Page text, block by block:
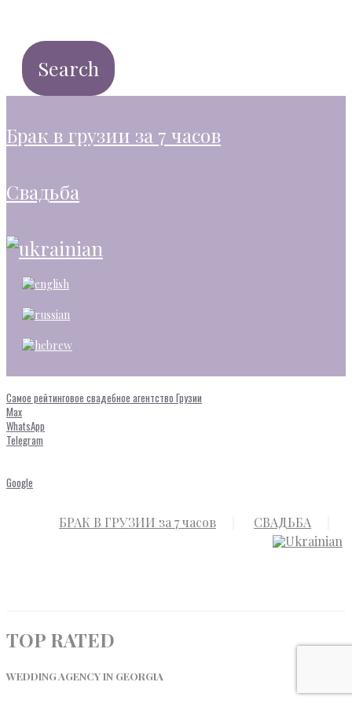
брак в грузии за 7 часов
свадьба
Самое рейтинговое свадебное агентство Грузии
Max
WhatsApp
Telegram
Google
БРАК В ГРУЗИИ за 7 часов СВАДЬБА
TOP RATED
WEDDING AGENCY IN GEORGIA